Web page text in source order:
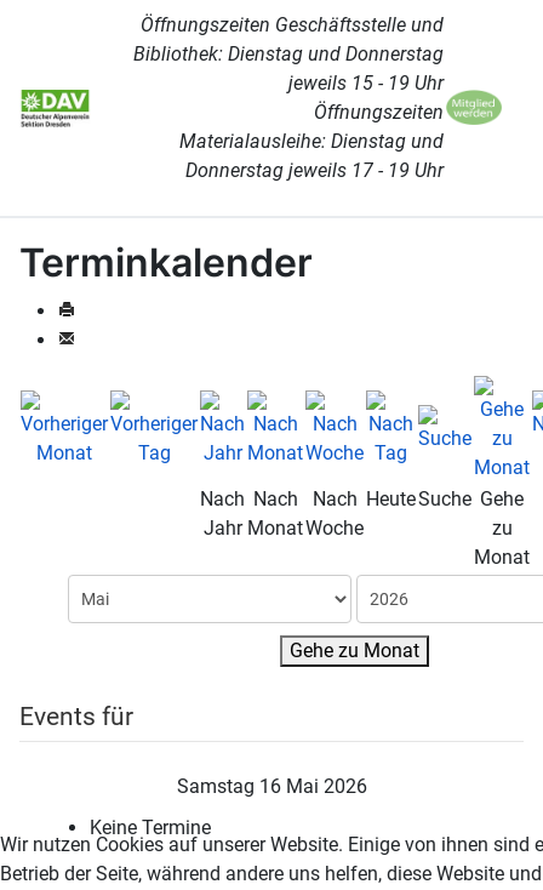
Öffnungszeiten Geschäftsstelle und
Bibliothek: Dienstag und Donnerstag
jeweils 15 - 19 Uhr
Öffnungszeiten
Materialausleihe: Dienstag und
Donnerstag jeweils 17 - 19 Uhr
Terminkalender
Nach
Jahr
Nach
Monat
Nach
Woche
HeuteSuche Gehe
zu
Monat
Gehe zu Monat
Events für
Samstag 16 Mai 2026
Keine Termine
Wir nutzen Cookies auf unserer Website. Einige von ihnen sind
Betrieb der Seite, während andere uns helfen, diese Website